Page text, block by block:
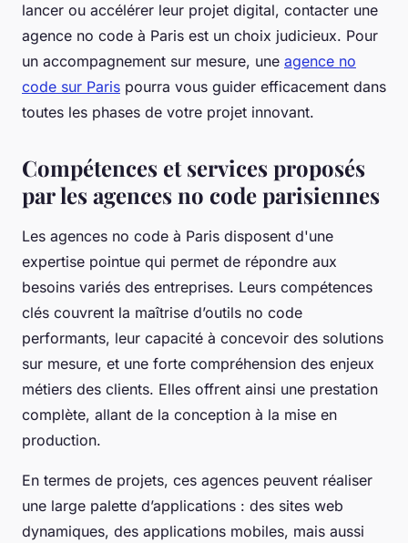
lancer ou accélérer leur projet digital, contacter une
agence no code à Paris est un choix judicieux. Pour
un accompagnement sur mesure, une agence no
code sur Paris pourra vous guider efficacement dans
toutes les phases de votre projet innovant.
Compétences et services proposés
par les agences no code parisiennes
Les agences no code à Paris disposent d'une
expertise pointue qui permet de répondre aux
besoins variés des entreprises. Leurs compétences
clés couvrent la maîtrise d’outils no code
performants, leur capacité à concevoir des solutions
sur mesure, et une forte compréhension des enjeux
métiers des clients. Elles offrent ainsi une prestation
complète, allant de la conception à la mise en
production.
En termes de projets, ces agences peuvent réaliser
une large palette d’applications : des sites web
dynamiques, des applications mobiles, mais aussi